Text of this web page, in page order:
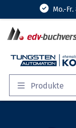
Mo.-
Produkte